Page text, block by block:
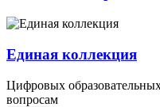
Единая коллекция
Цифровых
вопросам